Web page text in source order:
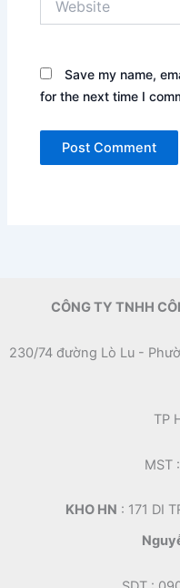
Save my name,
for the next time I
CÔNG TY TNHH
230/74 đường Lò Lu -
TP
MST
KHO HN : 171 DI